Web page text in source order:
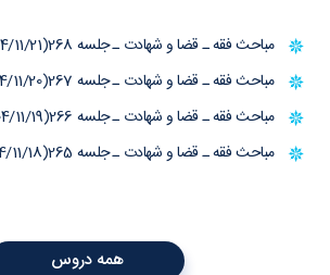
مباحث فقه ـ قضا و شهادت ـ جلسه 268(1404/11/21)
مباحث فقه ـ قضا و شهادت ـ جلسه 267(1404/11/20)
مباحث فقه ـ قضا و شهادت ـ جلسه 266(1404/11/19)
مباحث فقه ـ قضا و شهادت ـ جلسه 265(1404/11/18)
همه دروس